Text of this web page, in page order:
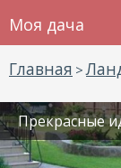
Моя дача
Главная >
Прекрасные